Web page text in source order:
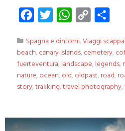
Facebook
Twitter WhatsApp
Copy
Spagna e dintorni,Viaggi
beach, canary islands, cemetery,
fuerteventura, landscape, legends,
nature, ocean, old, oldpast, road,
story,trakking,travel photography,